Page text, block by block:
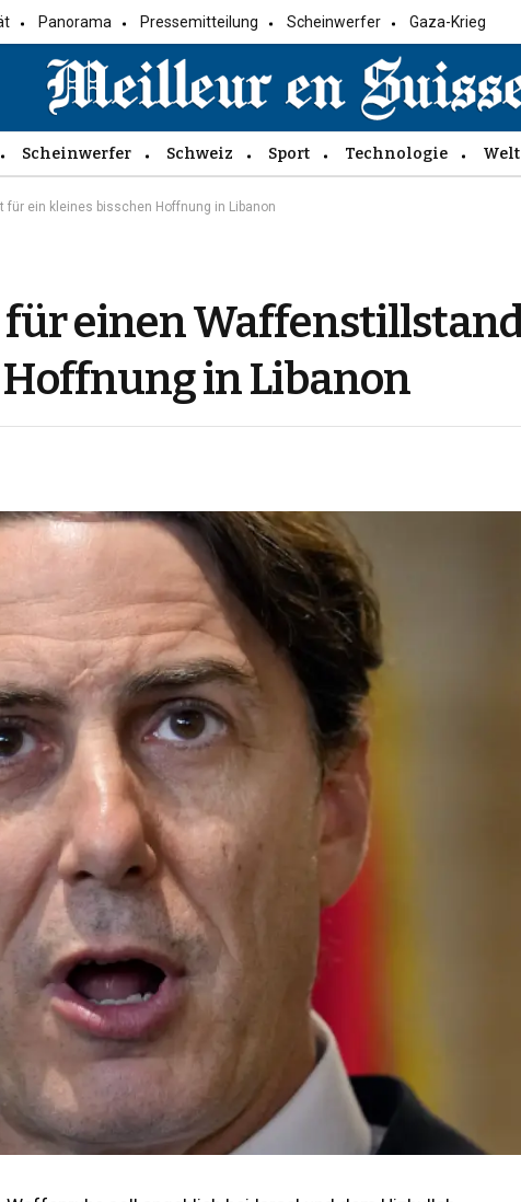
Panorama Pressemitteilung Scheinwerfer Gaza-Krieg
Scheinwerfer Schweiz Sport Technologie Welt
ein kleines bisschen Hoffnung in Libanon
für einen
in Libanon